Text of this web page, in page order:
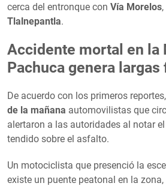
cerca del entronque con Vía Morelos
Tlalnepantla.
Accidente mortal en la
Pachuca genera largas
De acuerdo con los primeros
de la mañana automovilistas que
alertaron a las autoridades al notar
tendido sobre el asfalto.
Un motociclista que presenció la
existe un puente peatonal en la